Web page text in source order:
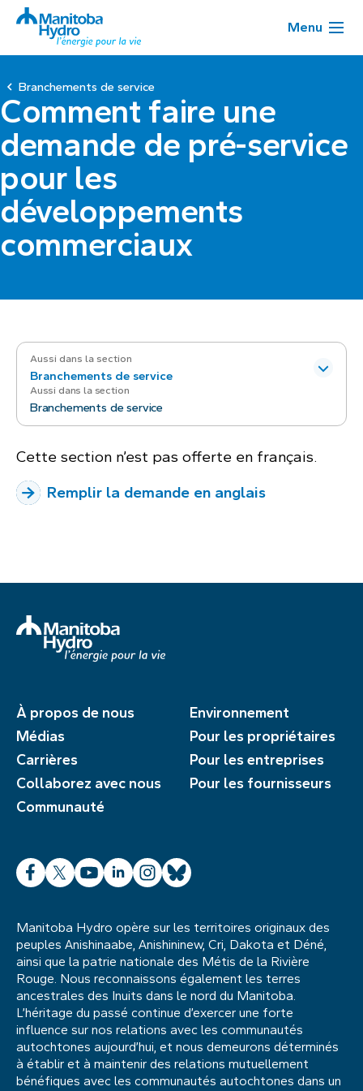
Menu
Branchements de service
Comment faire une
demande de pré-service
pour les
développements
commerciaux
Aussi dans la section
Branchements de service
Aussi dans la section
Branchements de service
Cette section n’est pas offerte en français.
Remplir la demande en anglais.
À propos de nous
Médias
Carrières
Collaborez avec nous
Communauté
Environnement
Pour les propriétaires
Pour les entreprises
Pour les fournisseurs
Facebook
X YouTube
LinkedInInstagram
Bluesky
Manitoba Hydro opère sur les territoires originaux des
peuples Anishinaabe, Anishininew, Cri, Dakota et Déné,
ainsi que la patrie nationale des Métis de la Rivière
Rouge. Nous reconnaissons également les terres
ancestrales des Inuits dans le nord du Manitoba.
L’héritage du passé continue d’exercer une forte
influence sur nos relations avec les communautés
autochtones aujourd’hui, et nous demeurons déterminés
à établir et à maintenir des relations mutuellement
bénéfiques avec les communautés autochtones dans un